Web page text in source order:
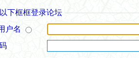
下框框登录论坛
户名